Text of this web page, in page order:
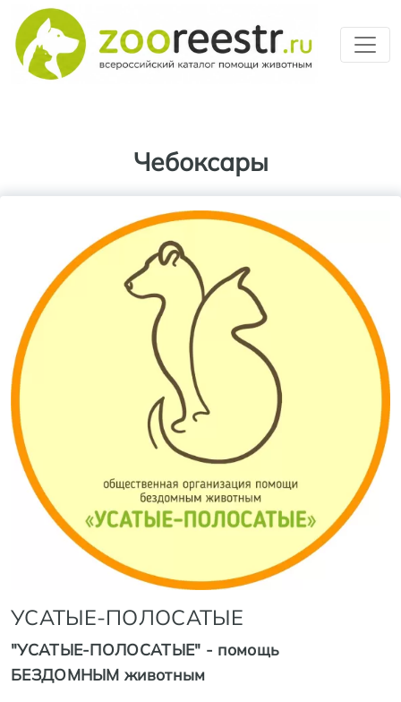
Чебоксары
УСАТЫЕ-ПОЛОСАТЫЕ
"УСАТЫЕ-ПОЛОСАТЫЕ" - помощь
БЕЗДОМНЫМ животным